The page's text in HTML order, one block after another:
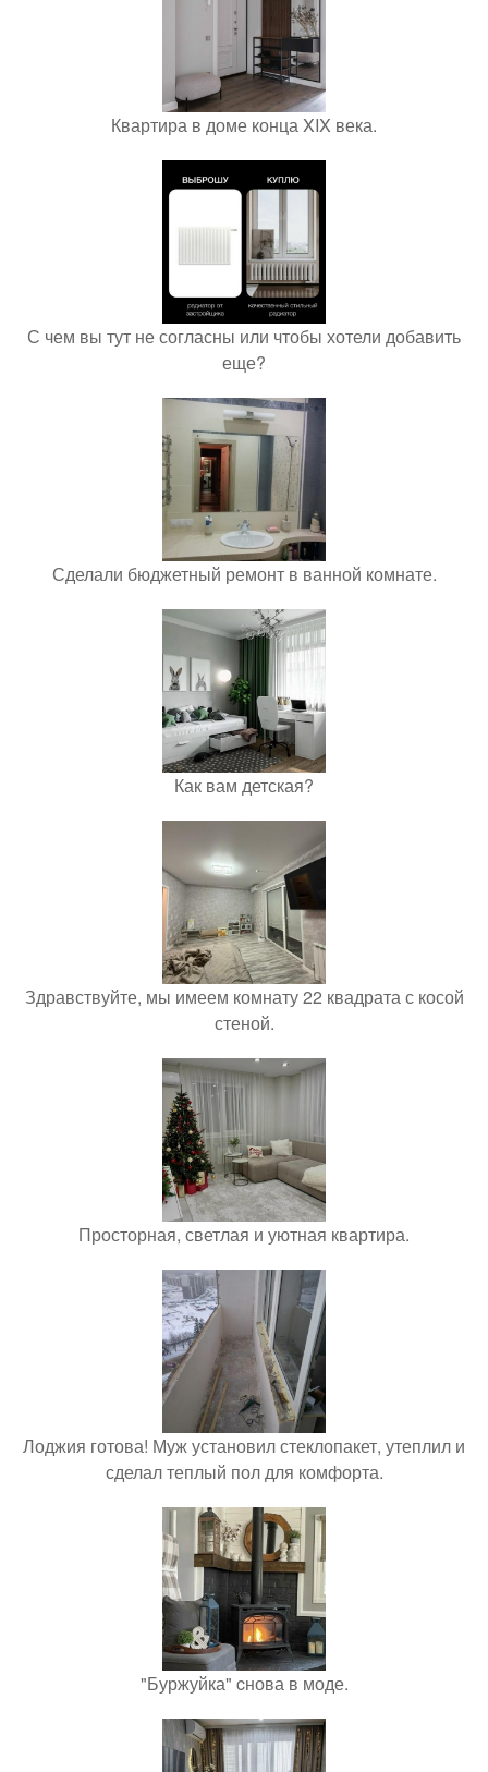
Квартира в доме конца XIX века.
С чем вы тут не согласны или чтобы хотели добавить
еще?
Сделали бюджетный ремонт в ванной комнате.
Как вам детская?
Здравствуйте, мы имеем комнату 22 квадрата с косой
стеной.
Просторная, светлая и уютная квартира.
Лоджия готова! Муж установил стеклопакет, утеплил и
сделал теплый пол для комфорта.
"Буржуйка" cнова в моде.